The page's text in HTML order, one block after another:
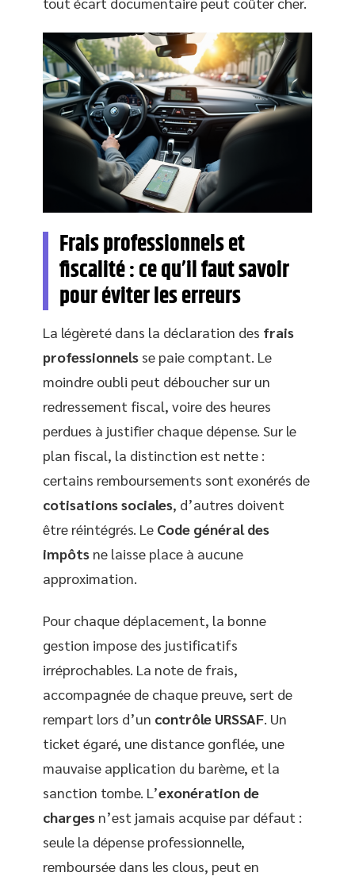
Frais professionnels et
fiscalité : ce qu’il faut savoir
pour éviter les erreurs
La légèreté dans la déclaration des frais
professionnels se paie comptant. Le
moindre oubli peut déboucher sur un
redressement fiscal, voire des heures
perdues à justifier chaque dépense. Sur le
plan fiscal, la distinction est nette :
certains remboursements sont exonérés de
cotisations sociales, d’autres doivent
être réintégrés. Le Code général des
impôts ne laisse place à aucune
approximation.
Pour chaque déplacement, la bonne
gestion impose des justificatifs
irréprochables. La note de frais,
accompagnée de chaque preuve, sert de
rempart lors d’un contrôle URSSAF. Un
ticket égaré, une distance gonflée, une
mauvaise application du barème, et la
sanction tombe. L’exonération de
charges n’est jamais acquise par défaut :
seule la dépense professionnelle,
remboursée dans les clous, peut en